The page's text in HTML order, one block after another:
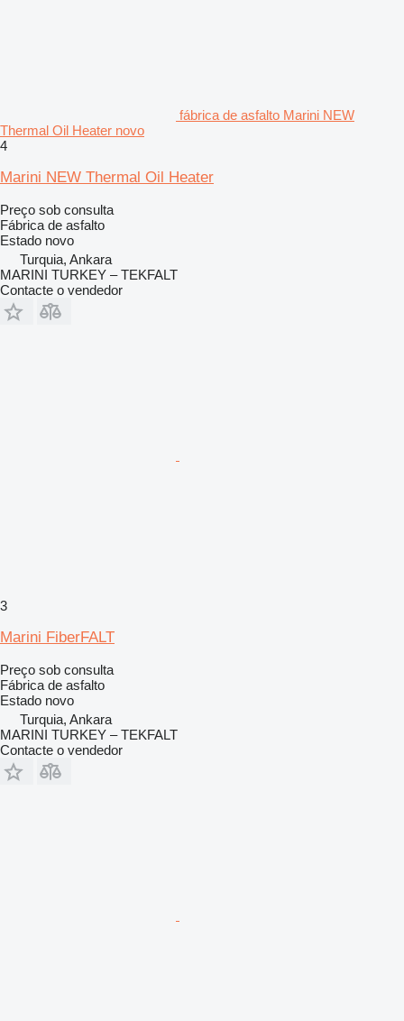
fábrica de asfalto Marini NEW
Thermal Oil Heater novo
4
Marini NEW Thermal Oil Heater
Preço sob consulta
Fábrica de asfalto
Estado novo
Turquia, Ankara
MARINI TURKEY – TEKFALT
Contacte o vendedor
3
Marini FiberFALT
Preço sob consulta
Fábrica de asfalto
Estado novo
Turquia, Ankara
MARINI TURKEY – TEKFALT
Contacte o vendedor